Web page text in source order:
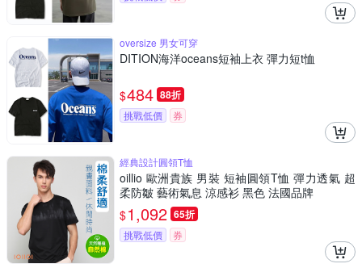
oversize 男女可穿
DITION海洋oceans短袖上衣 彈力短t恤
$484 88折
挑戰低價 券
經典設計圓領T恤
oillio 歐洲貴族 男裝 短袖圓領T恤 彈力透氣 超
柔防皺 藝術氣息 涼感衫 黑色 法國品牌
$1,092 65折
挑戰低價 券